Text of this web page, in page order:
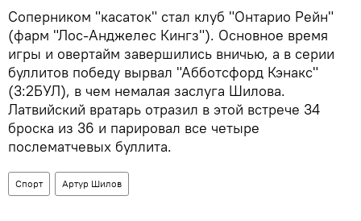
Соперником "касаток" стал клуб "Онтарио Рейн"
(фарм "Лос-Анджелес Кингз"). Основное время
игры и овертайм завершились вничью, а в серии
буллитов победу вырвал "Абботсфорд Кэнакс"
(3:2БУЛ), в чем немалая заслуга Шилова.
Латвийский вратарь отразил в этой встрече 34
броска из 36 и парировал все четыре
послематчевых буллита.
Спорт Артур Шилов